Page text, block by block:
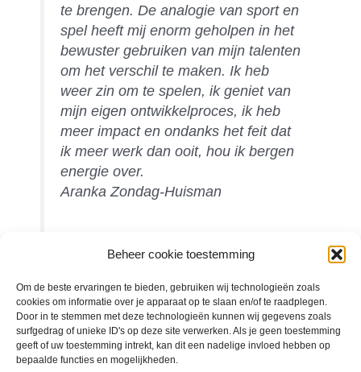
Beheer cookie toestemming
Om de beste ervaringen te bieden, gebruiken wij technologieën zoals
cookies om informatie over je apparaat op te slaan en/of te raadplegen.
Door in te stemmen met deze technologieën kunnen wij gegevens zoals
surfgedrag of unieke ID's op deze site verwerken. Als je geen toestemming
geeft of uw toestemming intrekt, kan dit een nadelige invloed hebben op
bepaalde functies en mogelijkheden.
te brengen. De analogie van sport en
spel heeft mij enorm geholpen in het
bewuster gebruiken van mijn talenten
om het verschil te maken. Ik heb
weer zin om te spelen, ik geniet van
mijn eigen ontwikkelproces, ik heb
meer impact en ondanks het feit dat
ik meer werk dan ooit, hou ik bergen
energie over.
Aranka Zondag-Huisman
The program for multitalented people with the will to excel.